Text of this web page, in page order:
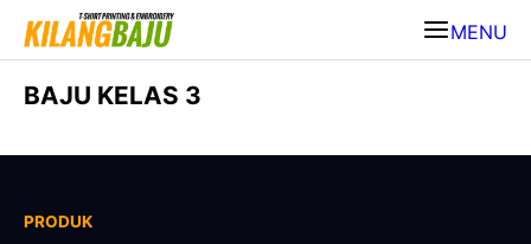
MENU
BAJU KELAS 3
PRODUK